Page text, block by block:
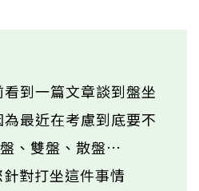
到一篇文章談到盤坐
最近在考慮到底要不
、雙盤、散盤…
對打坐這件事情